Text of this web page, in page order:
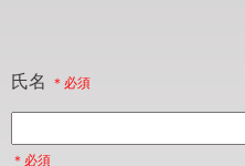
氏名